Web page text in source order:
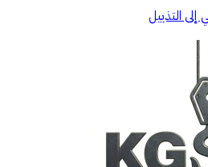
التذييل